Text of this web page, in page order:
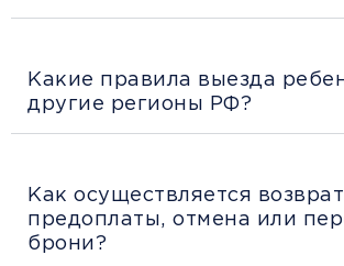
Какие правила выезда
другие регионы РФ?
Как осуществляется возврат
предоплаты, отмена или
брони?